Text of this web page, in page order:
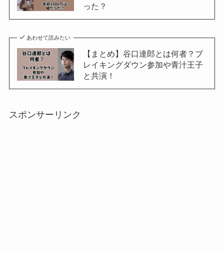
った？
あわせて読みたい
【まとめ】谷口達郎とは何者？ブ
レイキングダウン参加や青汁王子
と共演！
スポンサーリンク